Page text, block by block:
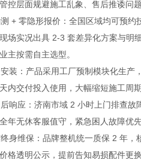
控层面规避施工乱象、售后推诿问
零隐形报价：全国区域均可预约
场实况出具 2-3 套差异化方案与明
主按需自主选型。
：产品采用工厂预制模块化生产
内交付投入使用，大幅缩短施工周
应：济南市域 2 小时上门排查故
年无休客服值守，紧急困人故障优
维保：品牌整机统一质保 2 年，
格透明公示，提前告知易损配件更